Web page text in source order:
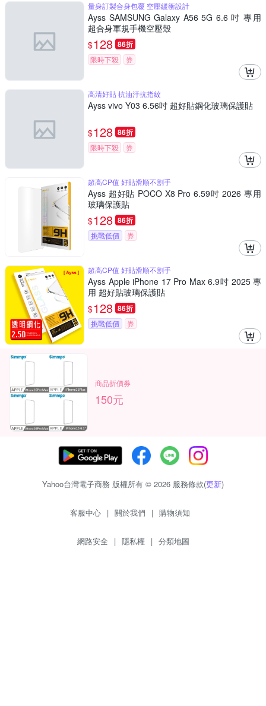
量身訂製合身包覆 空壓緩衝設計
Ayss SAMSUNG Galaxy A56 5G 6.6 吋 專用
超合身軍規手機空壓殼
$128 86折
限時下殺 券
高清好貼 抗油汙抗指紋
Ayss vivo Y03 6.56吋 超好貼鋼化玻璃保護貼
$128 86折
限時下殺 券
超高CP值 好貼滑順不割手
Ayss 超好貼 POCO X8 Pro 6.59吋 2026 專用
玻璃保護貼
$128 86折
挑戰低價 券
超高CP值 好貼滑順不割手
Ayss Apple iPhone 17 Pro Max 6.9吋 2025 專
用 超好貼玻璃保護貼
$128 86折
挑戰低價 券
商品折價券
150元
Yahoo台灣電子商務 版權所有 © 2026 服務條款(更新)
客服中心 | 關於我們 | 購物須知
網路安全 | 隱私權 | 分類地圖